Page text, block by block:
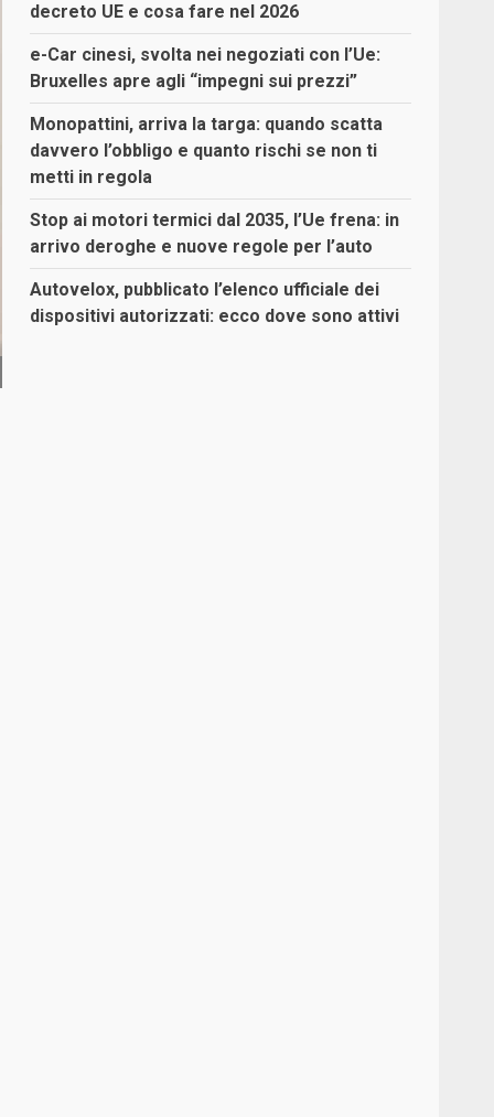
decreto UE e cosa fare nel 2026
e-Car cinesi, svolta nei negoziati con l’Ue:
Bruxelles apre agli “impegni sui prezzi”
Monopattini, arriva la targa: quando scatta
davvero l’obbligo e quanto rischi se non ti
metti in regola
Stop ai motori termici dal 2035, l’Ue frena: in
arrivo deroghe e nuove regole per l’auto
Autovelox, pubblicato l’elenco ufficiale dei
dispositivi autorizzati: ecco dove sono attivi